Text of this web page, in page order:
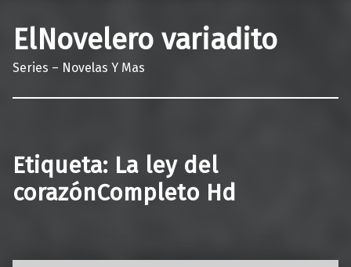
ElNovelero variadito
Series – Novelas Y Mas
Etiqueta: La ley del
corazónCompleto Hd